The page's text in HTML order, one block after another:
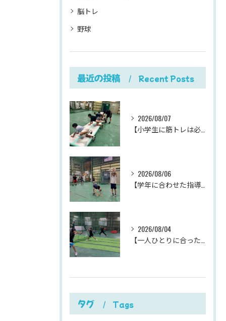
脳トレ
野球
最近の投稿 Recent Posts
2026/08/07
【小学生に筋トレは必要？】
2026/08/06
【学年に合わせた指導が、成長を加速させる。
2026/08/04
【一人ひとりに合った指導が、成長を加速させる。
タグ Tags